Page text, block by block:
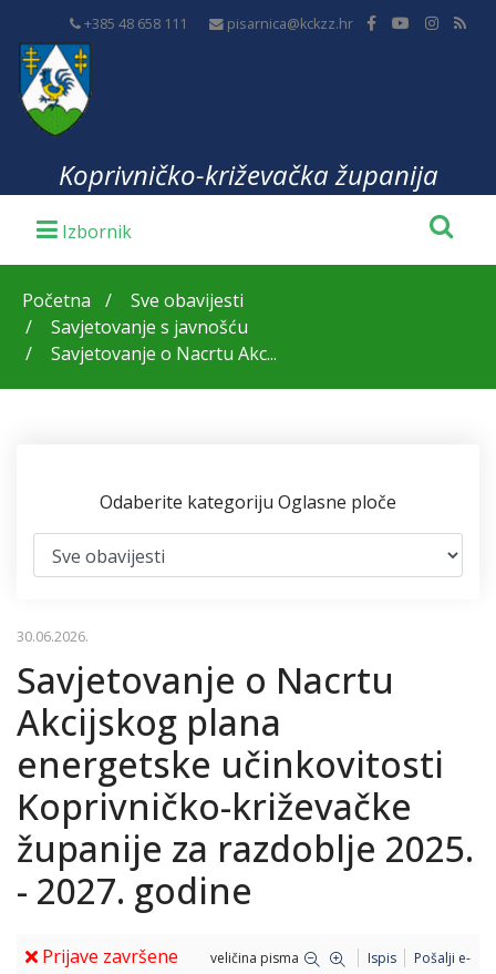
+385 48 658 111 pisarnica@kckzz.hr
Koprivničko-križevačka županija
Početna
Sve obavijesti
Savjetovanje s javnošću
Savjetovanje o Nacrtu Akc...
Odaberite kategoriju Oglasne ploče
30.06.2026.
Savjetovanje o Nacrtu
Akcijskog plana
energetske učinkovitosti
Koprivničko-križevačke
županije za razdoblje 2025.
- 2027. godine
Prijave završene veličina pisma Ispis
Pošalji e-